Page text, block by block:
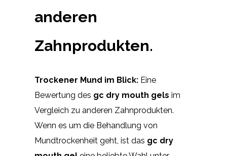
anderen
Zahnprodukten.
Trockener Mund im Blick: Eine
Bewertung des gc dry mouth gels im
Vergleich zu anderen Zahnprodukten.
Wenn es um die Behandlung von
Mundtrockenheit geht, ist das gc dry